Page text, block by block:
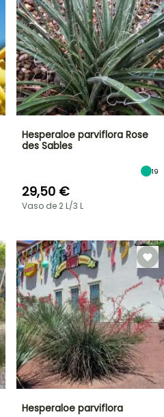
Hesperaloe parviflora Rose
des Sables
19
29,50 €
Vaso de 2 L/3 L
Hesperaloe parviflora